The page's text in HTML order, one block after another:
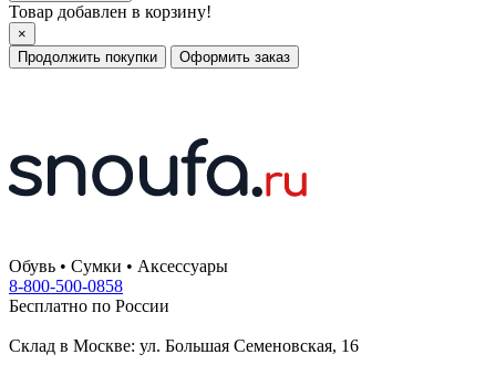
Товар добавлен в корзину!
×
Продолжить покупки
Оформить заказ
Обувь • Сумки • Аксессуары
8-800-500-0858
Бесплатно по России
Склад в Москве: ул. Большая Семеновская, 16